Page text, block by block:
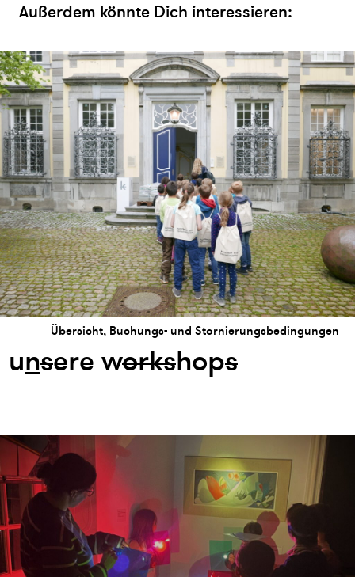
Außerdem könnte Dich interessieren:
Übersicht, Buchungs- und Stornierungsbedingungen
unsere workshops